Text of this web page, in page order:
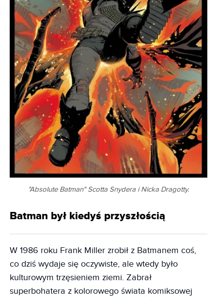
"Absolute Batman" Scotta Snydera i Nicka Dragotty.
Batman był kiedyś przyszłością
W 1986 roku Frank Miller zrobił z Batmanem coś,
co dziś wydaje się oczywiste, ale wtedy było
kulturowym trzęsieniem ziemi. Zabrał
superbohatera z kolorowego świata komiksowej